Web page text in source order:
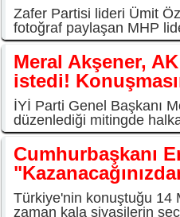
Zafer Partisi lideri Ümit
fotoğraf paylaşan MHP
Meral Akşener,
istedi!
İYİ Parti Genel Başkanı
düzenlediği mitingde
Cumhurbaşkanı
Türkiye'nin konuştuğu 14
zaman kala siyasilerin